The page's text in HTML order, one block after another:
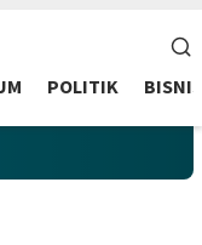
POLITIK BISNIS